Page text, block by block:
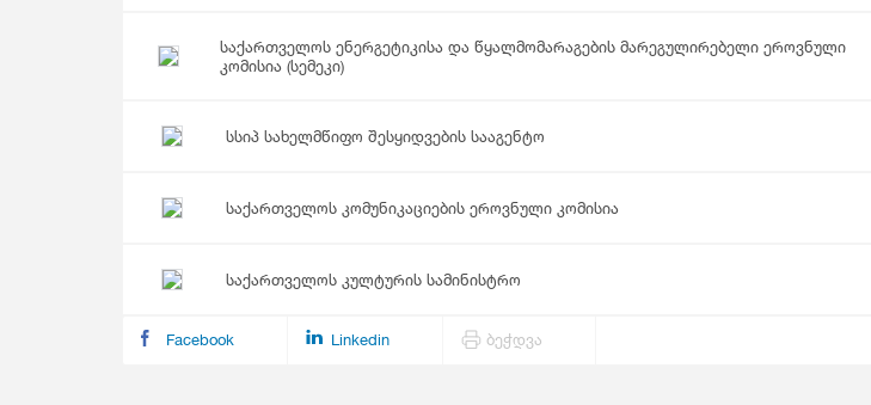
საქართველოს ენერგეტიკისა და წყალმომარაგების მარეგულირებელი ეროვნული
კომისია (სემეკი)
სსიპ სახელმწიფო შესყიდვების სააგენტო
საქართველოს კომუნიკაციების ეროვნული კომისია
საქართველოს კულტურის სამინისტრო
Facebook Linkedin ბეჭდვა